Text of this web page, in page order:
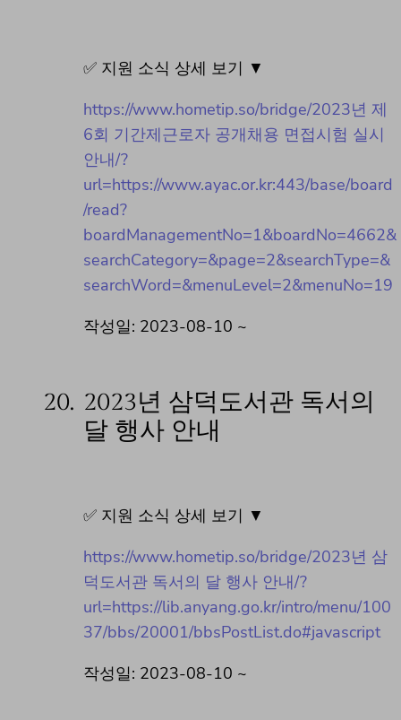
✅ 지원 소식 상세 보기 ▼
https://www.hometip.so/bridge/2023년 제
6회 기간제근로자 공개채용 면접시험 실시
안내/?
url=https://www.ayac.or.kr:443/base/board
/read?
boardManagementNo=1&boardNo=4662&
searchCategory=&page=2&searchType=&
searchWord=&menuLevel=2&menuNo=19
작성일: 2023-08-10 ~
20. 2023년 삼덕도서관 독서의
달 행사 안내
✅ 지원 소식 상세 보기 ▼
https://www.hometip.so/bridge/2023년 삼
덕도서관 독서의 달 행사 안내/?
url=https://lib.anyang.go.kr/intro/menu/100
37/bbs/20001/bbsPostList.do#javascript
작성일: 2023-08-10 ~